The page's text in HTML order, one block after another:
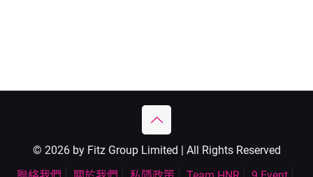
© 2026 by Fitz Group Limited | All Rights Reserved